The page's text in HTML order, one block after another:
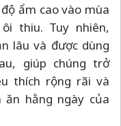
ẩm cao vào mùa
thiu. Tuy nhiên,
lâu và được dùng
giúp chúng trở
thích rộng rãi và
hằng ngày của